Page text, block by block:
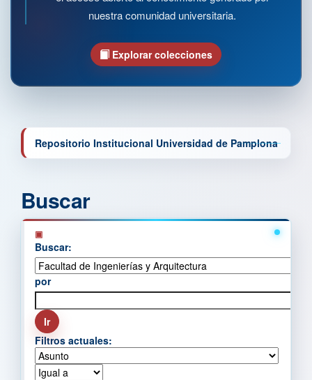
nuestra comunidad universitaria.
Explorar colecciones
Repositorio Institucional Universidad de Pamplona
Buscar
Buscar:
por
Filtros actuales: